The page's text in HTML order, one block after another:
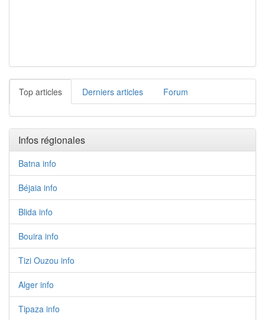
Top articles Derniers articles Forum
Infos régionales
Batna info
Béjaia info
Blida info
Bouira info
Tizi Ouzou info
Alger info
Tipaza info